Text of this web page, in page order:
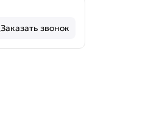
Заказать звонок